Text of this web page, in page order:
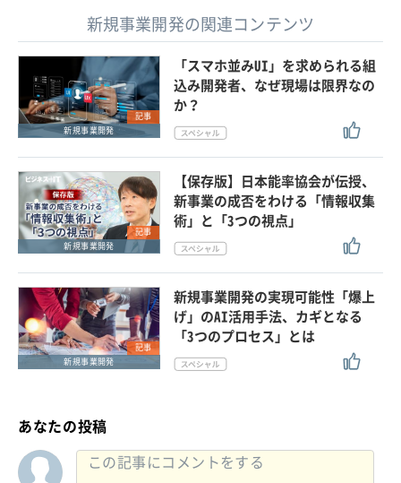
新規事業開発の関連コンテンツ
記事
新規事業開発
「スマホ並みUI」を求められる組
込み開発者、なぜ現場は限界なの
か？
記事
新規事業開発
【保存版】日本能率協会が伝授、
新事業の成否をわける「情報収集
術」と「3つの視点」
記事
新規事業開発
新規事業開発の実現可能性「爆上
げ」のAI活用手法、カギとなる
「3つのプロセス」とは
あなたの投稿